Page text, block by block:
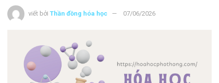
viết bởi Thần đồng hóa học 07/06/2026